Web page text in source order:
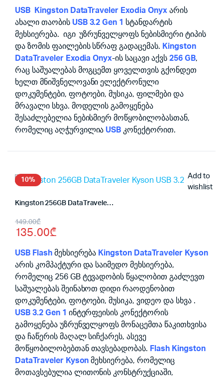
was:
79.00₾.
is:
70.00₾.
USB Kingston DataTraveler Exodia Onyxარის
ახალი თაობის USB 3.2 Gen 1 სტანდარტის
მეხსიერება. იგი უზრუნველყოფს ნებისმიერი ტიპის
და ზომის ფაილების სწრაფ გადაცემას. Kingston
DataTraveler Exodia Onyx-ის საცავი აქვს 256 GB,
რაც საშუალებას მოგცემთ ყოველთვის გქონდეთ
ხელთ მნიშვნელოვანი ელექტრონული
დოკუმენტები, ფოტოები, მუსიკა, ფილმები და
მრავალი სხვა. მოდელის გამოყენება
შესაძლებელია ნებისმიერ მოწყობილობასთან,
რომელიც აღჭურვილია USB კონექტორით.
10%
Add to
wishlist
Kingston 256GB DataTraveler Kyson USB 3.2
149.00₾
Original
price
was:
149.00₾.
135.00₾
Current
price
is:
135.00₾.
USB Flashმეხსიერება Kingston DataTraveler Kyson
არის კომპაქტური და საიმედო მეხსიერება,
რომელიც 256 GB ტევადობის წყალობით გაძლევთ
საშუალებას შეინახოთ დიდი რაოდენობით
დოკუმენტები, ფოტოები, მუსიკა, ვიდეო და სხვა .
USB 3.2 Gen 1 ინტერფეისის კონექტორის
გამოყენება უზრუნველყოფს მონაცემთა წაკითხვისა
და ჩაწერის მაღალ სიჩქარეს, ასევე
მოწყობილობებთან თავსებადობას. Flash Kingston
DataTraveler Kyson მეხსიერება, რომელიც
მოთავსებულია ლითონის კონსტრუქციაში,